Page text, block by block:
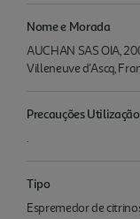
Nome e Morada
AUCHAN SAS OIA,
Villeneuve d'Ascq,
Precauções Utilização
.
Tipo
Espremedor de